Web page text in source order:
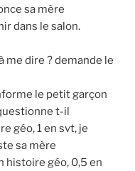
sa mère
dans le salon.
me dire ? demande le
le petit garçon
t-il
géo, 1 en svt, je
sa mère
histoire géo, 0,5 en